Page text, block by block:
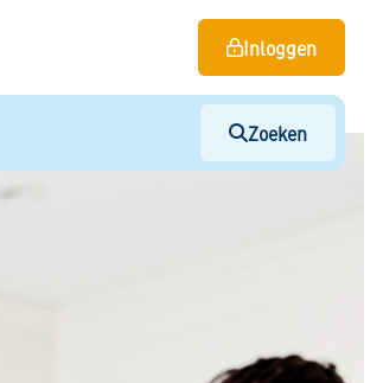
Inloggen
Zoeken